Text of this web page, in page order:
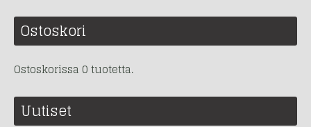
Ostoskori
Ostoskorissa 0 tuotetta.
Uutiset